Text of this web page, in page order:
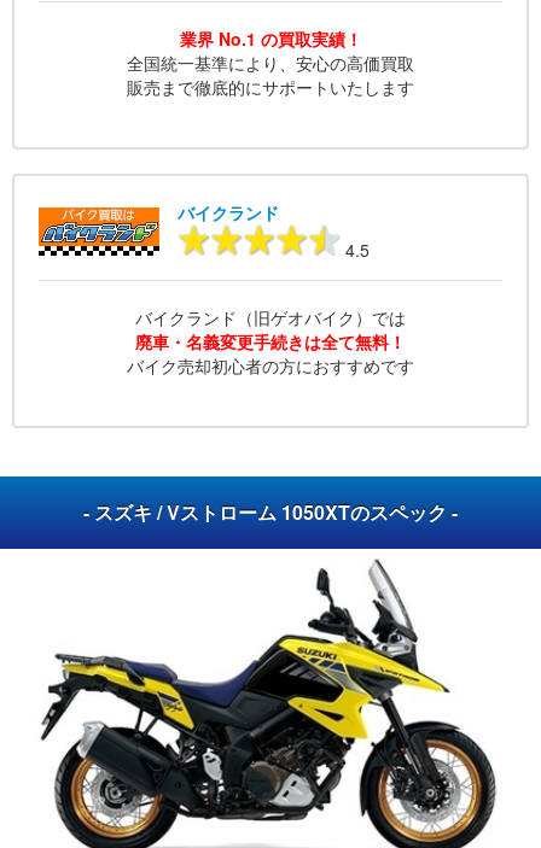
業界 No.1 の買取実績！
全国統一基準により、安心の高価買取
販売まで徹底的にサポートいたします
バイクランド
4.5
バイクランド（旧ゲオバイク）では
廃車・名義変更手続きは全て無料！
バイク売却初心者の方におすすめです
- スズキ / Vストローム 1050XTのスペック -